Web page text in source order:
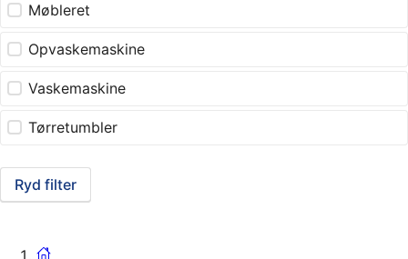
Møbleret
Opvaskemaskine
Vaskemaskine
Tørretumbler
Ryd filter